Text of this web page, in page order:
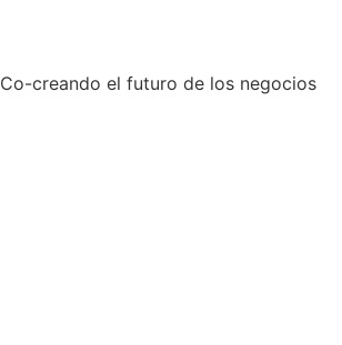
Co-creando el futuro de los negocios